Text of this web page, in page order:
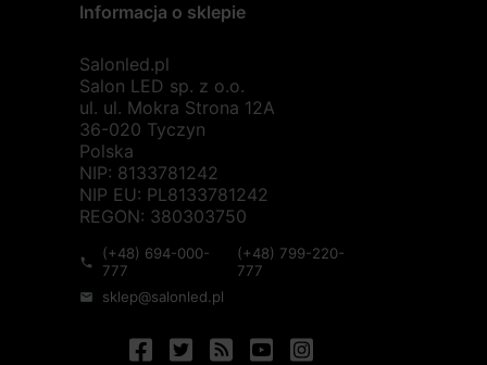
Informacja o sklepie
Salonled.pl
Salon LED sp. z o.o.
ul. ul. Mokra Strona 12A
36-020 Tyczyn
Polska
NIP: 8133781242
NIP EU: PL8133781242
REGON: 380303750
phone
(+48) 694-000-
777
(+48) 799-220-
777
mail sklep@salonled.pl